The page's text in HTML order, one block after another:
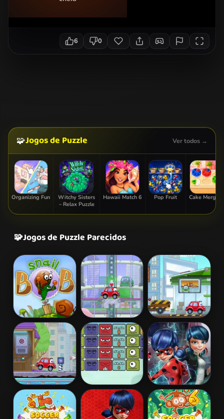
6 0
🧩Jogos de Puzzle Ver todos →
Organizing Fun
Witchy Sisters
– Relax Puzzle
Hawaii Match 6 Pop Fruit Cake Merge 2
🧩Jogos de Puzzle Parecidos
Snail Bob 2 Wheely 2 Wheely 3
Wheely 4 -
Time Travel
Block
Destroyer
Ladybug Secret
Mission